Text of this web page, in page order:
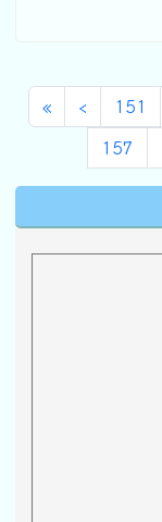
«第一頁
‹上一頁
151
157